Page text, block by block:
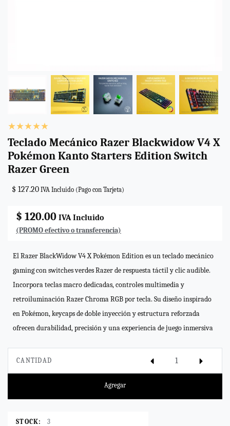
Teclado Mecánico Razer Blackwidow V4 X
Pokémon Kanto Starters Edition Switch
Razer Green
$ 127.20 IVA Incluido (Pago con Tarjeta)
$ 120.00 IVA Incluido
(PROMO efectivo o transferencia)
El Razer BlackWidow V4 X Pokémon Edition es un teclado mecánico
gaming con switches verdes Razer de respuesta táctil y clic audible.
Incorpora teclas macro dedicadas, controles multimedia y
retroiluminación Razer Chroma RGB por tecla. Su diseño inspirado
en Pokémon, keycaps de doble inyección y estructura reforzada
ofrecen durabilidad, precisión y una experiencia de juego inmersiva
CANTIDAD
Agregar
STOCK: 3